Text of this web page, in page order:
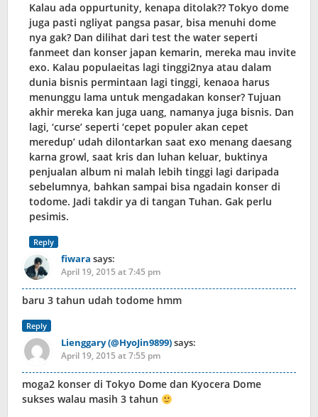
Kalau ada oppurtunity, kenapa ditolak?? Tokyo dome
juga pasti ngliyat pangsa pasar, bisa menuhi dome
nya gak? Dan dilihat dari test the water seperti
fanmeet dan konser japan kemarin, mereka mau invite
exo. Kalau populaeitas lagi tinggi2nya atau dalam
dunia bisnis permintaan lagi tinggi, kenaoa harus
menunggu lama untuk mengadakan konser? Tujuan
akhir mereka kan juga uang, namanya juga bisnis. Dan
lagi, ‘curse’ seperti ‘cepet populer akan cepet
meredup’ udah dilontarkan saat exo menang daesang
karna growl, saat kris dan luhan keluar, buktinya
penjualan album ni malah lebih tinggi lagi daripada
sebelumnya, bahkan sampai bisa ngadain konser di
todome. Jadi takdir ya di tangan Tuhan. Gak perlu
pesimis.
Reply
fiwara says:
April 19, 2015 at 7:45 pm
baru 3 tahun udah todome hmm
Reply
Lienggary (@HyoJin9899)says:
April 19, 2015 at 7:55 pm
moga2 konser di Tokyo Dome dan Kyocera Dome
sukses walau masih 3 tahun